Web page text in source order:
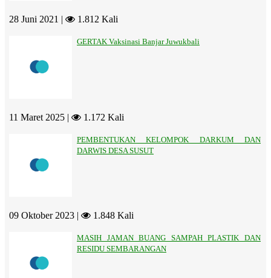
28 Juni 2021 | 1.812 Kali
GERTAK Vaksinasi Banjar Juwukbali
11 Maret 2025 | 1.172 Kali
PEMBENTUKAN KELOMPOK DARKUM DAN
DARWIS DESA SUSUT
09 Oktober 2023 | 1.848 Kali
MASIH JAMAN BUANG SAMPAH PLASTIK DAN
RESIDU SEMBARANGAN